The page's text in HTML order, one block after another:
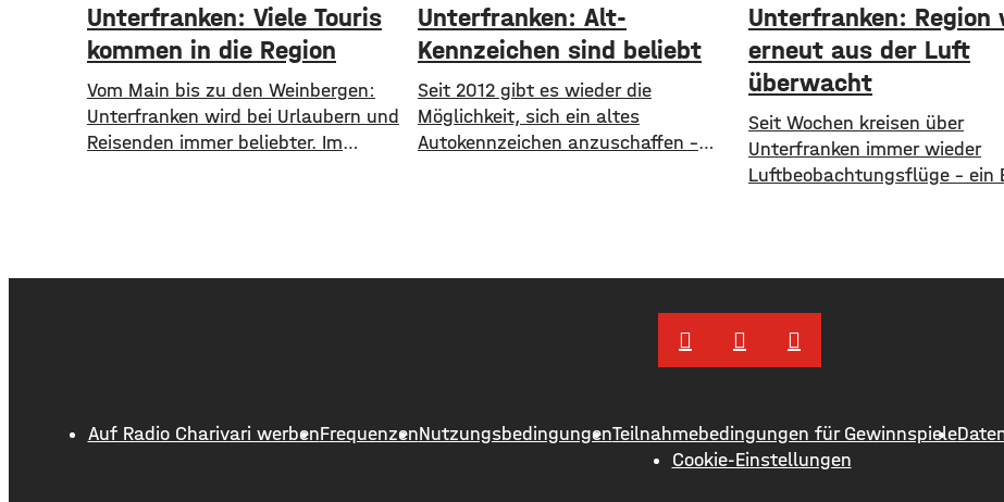
Unterfranken: Viele Touris
kommen in die Region
Vom Main bis zu den Weinbergen:
Unterfranken wird bei Urlaubern und
Reisenden immer beliebter. Im
für Statistik hervorgeht, sind
Unterfranken: Alt-
Kennzeichen sind beliebt
Seit 2012 gibt es wieder die
Möglichkeit, sich ein altes
Autokennzeichen anzuschaffen –
es mit rund 11.900 mit dem
kommen EBN für Ebern mit fast
Unterfranken: Region
erneut aus der Luft
überwacht
​​Seit Wochen kreisen über
Unterfranken immer wieder
Luftbeobachtungsflüge – ein
von Unterfranken jetzt
Wochenende wieder
statt. Die Flugzeuge
Situation bleibt angespannt:
nur in den Wäldern, sondern
Auf Radio Charivari werbenFrequenzenNutzungsbedingungenTeilnahmebedingungen für Gewinnspiele
Cookie-Einstellungen